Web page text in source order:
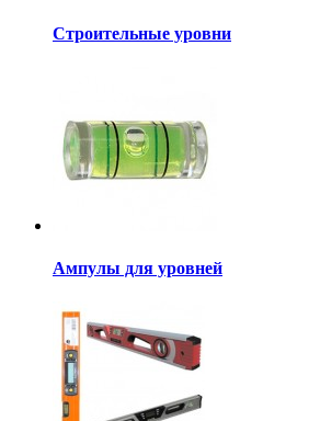
Строительные уровни
Ампулы для уровней